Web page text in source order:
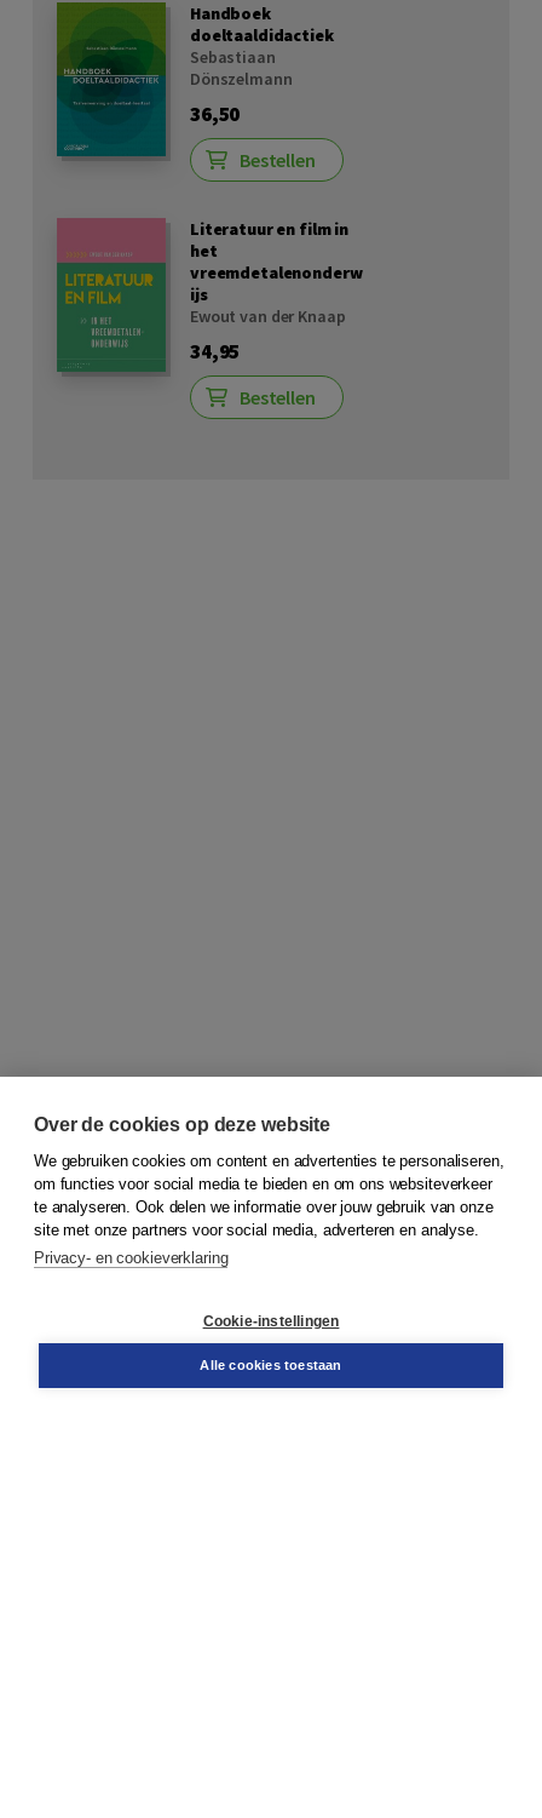
Handboek
doeltaaldidactiek
Sebastiaan
Dönszelmann
36,50
Bestellen
Literatuur en film in
het
vreemdetalenonderw
ijs
Ewout van der Knaap
34,95
Bestellen
© 2026Koninklijke Boom uitgevers
Bestellen
Over de cookies op deze website
We gebruiken cookies om content en advertenties te personaliseren,
om functies voor social media te bieden en om ons websiteverkeer
te analyseren. Ook delen we informatie over jouw gebruik van onze
site met onze partners voor social media, adverteren en analyse.
Privacy- en cookieverklaring
Cookie-instellingen
Alle cookies toestaan